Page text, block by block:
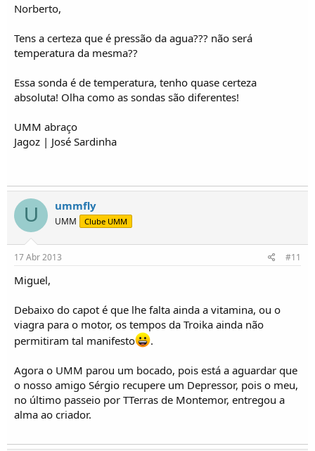
Norberto,
Tens a certeza que é pressão da agua??? não será
temperatura da mesma??
Essa sonda é de temperatura, tenho quase certeza
absoluta! Olha como as sondas são diferentes!
UMM abraço
Jagoz | José Sardinha
U ummfly
UMM Clube UMM
17 Abr 2013 #11
Miguel,
Debaixo do capot é que lhe falta ainda a vitamina, ou o
viagra para o motor, os tempos da Troika ainda não
permitiram tal manifesto
.
Agora o UMM parou um bocado, pois está a aguardar que
o nosso amigo Sérgio recupere um Depressor, pois o meu,
no último passeio por TTerras de Montemor, entregou a
alma ao criador.